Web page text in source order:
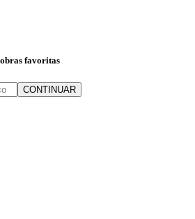
favoritas
CONTINUAR